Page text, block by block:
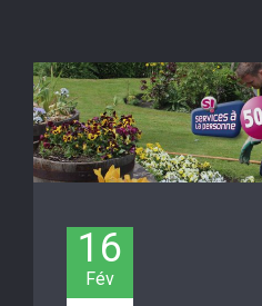
16
Fév